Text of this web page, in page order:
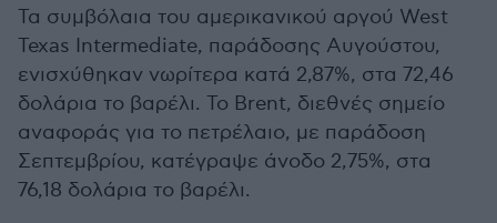
Τα συμβόλαια του αμερικανικού αργού West
Texas Intermediate, παράδοσης Αυγούστου,
ενισχύθηκαν νωρίτερα κατά 2,87%, στα 72,46
δολάρια το βαρέλι. Το Brent, διεθνές σημείο
αναφοράς για το πετρέλαιο, με παράδοση
Σεπτεμβρίου, κατέγραψε άνοδο 2,75%, στα
76,18 δολάρια το βαρέλι.